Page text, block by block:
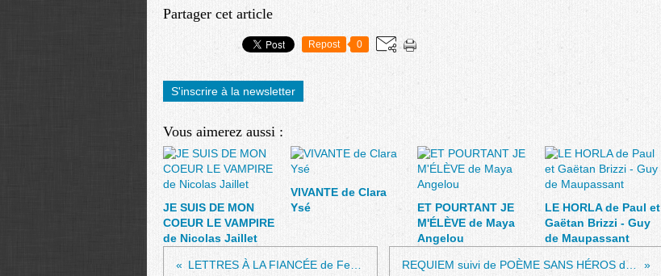
Partager cet article
Repost 0
S'inscrire à la newsletter
Vous aimerez aussi :
JE SUIS DE MON
COEUR LE VAMPIRE
de Nicolas Jaillet
VIVANTE de Clara
Ysé
ET POURTANT JE
M'ÉLÈVE de Maya
Angelou
LE HORLA de Paul et
Gaëtan Brizzi - Guy
de Maupassant
REQUIEM suivi de POÈME SANS HÉROS de Anna Akhmatova